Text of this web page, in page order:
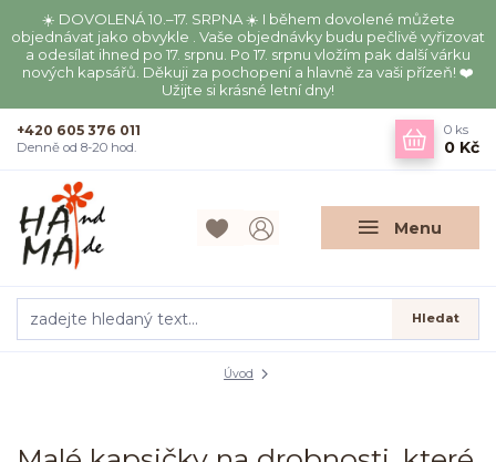
☀️ DOVOLENÁ 10.–17. SRPNA ☀️ I během dovolené můžete
objednávat jako obvykle . Vaše objednávky budu pečlivě vyřizovat
a odesílat ihned po 17. srpnu. Po 17. srpnu vložím pak další várku
nových kapsářů. Děkuji za pochopení a hlavně za vaši přízeň! ❤️
Užijte si krásné letní dny!
Menu
Hledat
+420 605 376 011
Denně od 8-20 hod.
0 ks
0 Kč
Úvod